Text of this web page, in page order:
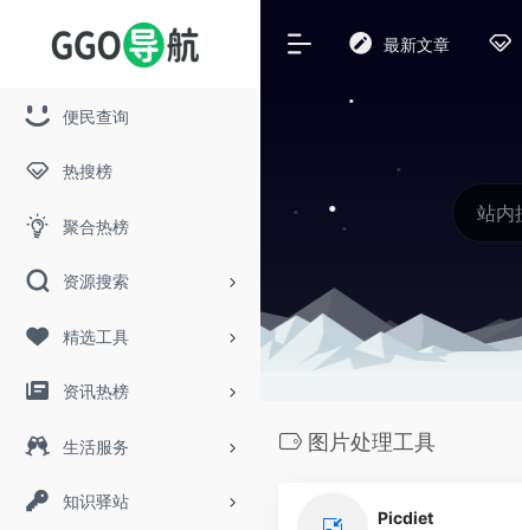
便民查询
热搜榜
聚合热榜
资源搜索
精选工具
资讯热榜
生活服务
知识驿站
最新文章
图片处理工具
Picdiet